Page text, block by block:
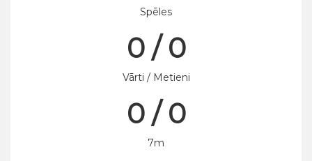
Spēles
0 / 0
Vārti / Metieni
0 / 0
7m